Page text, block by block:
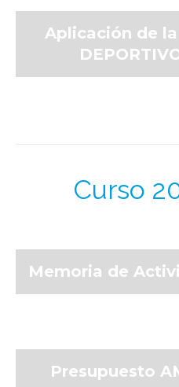
Aplicación de
Curso
Memoria de
Presupuesto